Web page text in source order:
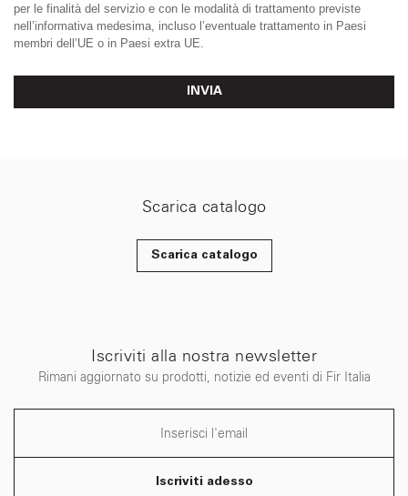
per le finalità del servizio e con le modalità di trattamento previste
nell’informativa medesima, incluso l’eventuale trattamento in Paesi
membri dell’UE o in Paesi extra UE.
INVIA
Scarica catalogo
Scarica catalogo
Iscriviti alla nostra newsletter
Rimani aggiornato su prodotti, notizie ed eventi di Fir Italia
Iscriviti adesso